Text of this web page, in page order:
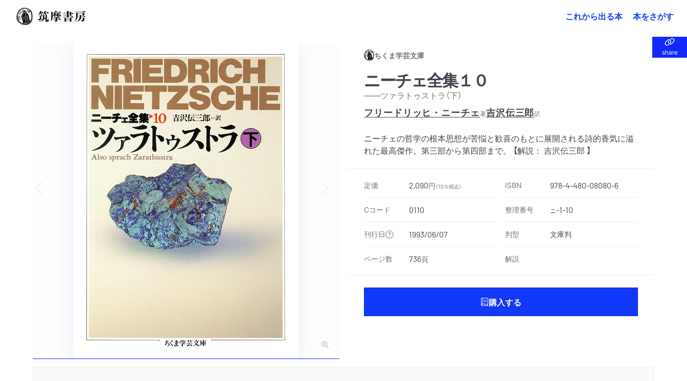
これから出る本 本をさがす
share
share
ちくま学芸文庫
ニーチェ全集１０
——ツァラトゥストラ（下）
フリードリッヒ・ニーチェ著吉沢伝三郎訳
ニーチェの哲学の根本思想が苦悩と歓喜のもとに展開される詩的香気に溢
れた最高傑作。第三部から第四部まで。 【解説： 吉沢伝三郎 】
定価 2,090円 （10％税込） ISBN 978-4-480-08080-6
Cコード 0110 整理番号 ニ-1-10
刊行日 1993/06/07 判型 文庫判
ページ数 736頁 解説
購入する